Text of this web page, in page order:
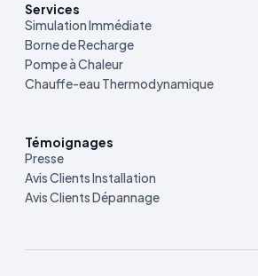
Services
Simulation Immédiate
Borne de Recharge
Pompe à Chaleur
Chauffe-eau Thermodynamique
Témoignages
Presse
Avis Clients Installation
Avis Clients Dépannage